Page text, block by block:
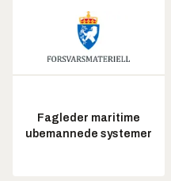
Fagleder maritime
ubemannede systemer